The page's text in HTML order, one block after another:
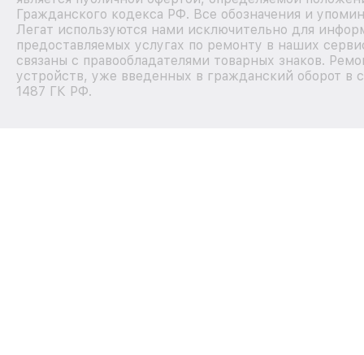
Гражданского кодекса РФ. Все обозначения и
Легат используются нами исключительно для
предоставляемых услугах по ремонту в наших
связаны с правообладателями товарных знаков.
устройств, уже введенных в гражданский оборот в
1487 ГК РФ.